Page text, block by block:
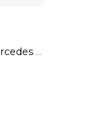
Blech Hitzeschild Hitzeblech Mercedes Benz C-Klasse W204